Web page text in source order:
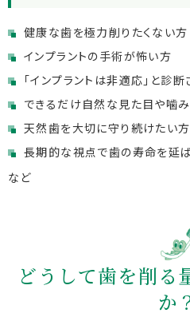
健康な歯を極力削りたくない方
インプラントの手術が怖い方
「インプラントは非適応」と診
できるだけ自然な見た目や噛
天然歯を大切に守り続けたい方
長期的な視点で歯の寿命を延
など
どうして歯を削る
か